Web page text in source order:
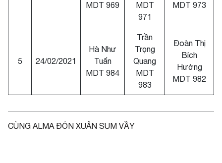
MDT 969
MDT
971
MDT 973
5 24/02/2021
Hà Như
Tuấn
MDT 984
Trần
Trọng
Quang
MDT
983
Đoàn Thị
Bích
Hường
MDT 982
CÙNG ALMA ĐÓN XUÂN SUM VẦY